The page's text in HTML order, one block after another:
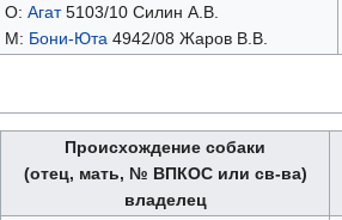
О: Агат5103/10 Силин А.В.
М: Бони-Юта 4942/08 Жаров В.В.
Происхождение собаки
(отец, мать, № ВПКОС или св-ва)
владелец